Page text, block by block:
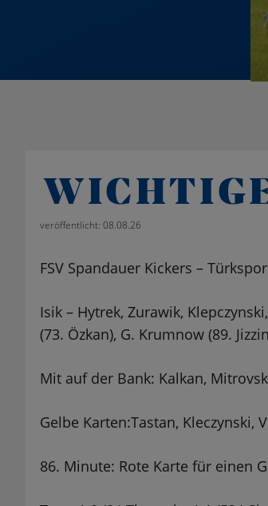
veröffentlicht: 08.08.26
FSV Spandauer Kickers –
Isik – Hytrek, Zurawik,
(73. Özkan), G. Krumnow (89.
Mit auf der Bank: Kalkan,
Gelbe Karten:Tastan, Kleczynski,
86. Minute: Rote Karte für einen